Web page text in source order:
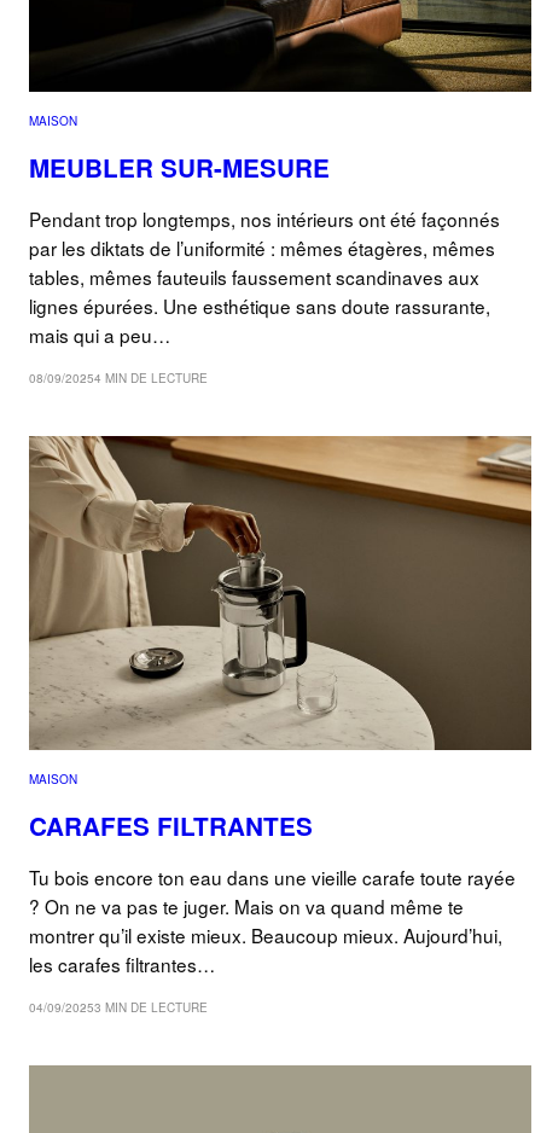
MAISON
MEUBLER SUR-MESURE
Pendant trop longtemps, nos intérieurs ont été façonnés
par les diktats de l’uniformité : mêmes étagères, mêmes
tables, mêmes fauteuils faussement scandinaves aux
lignes épurées. Une esthétique sans doute rassurante,
mais qui a peu…
08/09/20254 MIN DE LECTURE
MAISON
CARAFES FILTRANTES
Tu bois encore ton eau dans une vieille carafe toute rayée
? On ne va pas te juger. Mais on va quand même te
montrer qu’il existe mieux. Beaucoup mieux. Aujourd’hui,
les carafes filtrantes…
04/09/20253 MIN DE LECTURE